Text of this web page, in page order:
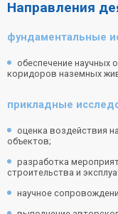
Направления
фундаментальные
обеспечение научных
коридоров наземных
прикладные
оценка воздействия
объектов;
разработка
строительства и
научное